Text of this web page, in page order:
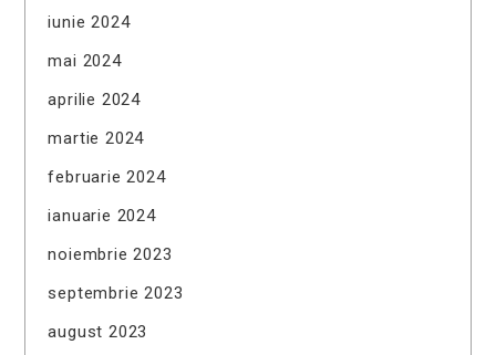
iunie 2024
mai 2024
aprilie 2024
martie 2024
februarie 2024
ianuarie 2024
noiembrie 2023
septembrie 2023
august 2023